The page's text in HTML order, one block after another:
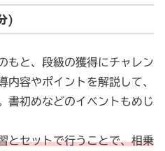
)
もと、段級の獲得にチャレン
内容やポイントを解説して、
書初めなどのイベントもめじ
とセットで行うことで、相乗